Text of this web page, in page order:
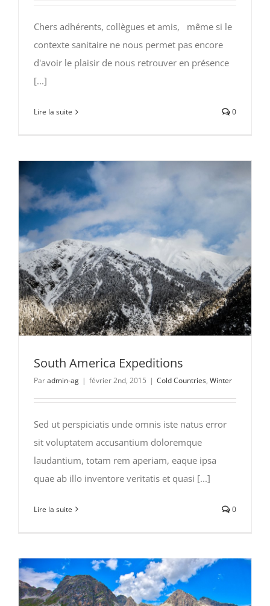
Chers adhérents, collègues et amis, même si le
contexte sanitaire ne nous permet pas encore
d'avoir le plaisir de nous retrouver en présence
[...]
Lire la suite 0
South America Expeditions
Paradmin-ag | février 2nd, 2015 | Cold Countries, Winter
Sed ut perspiciatis unde omnis iste natus error
sit voluptatem accusantium doloremque
laudantium, totam rem aperiam, eaque ipsa
quae ab illo inventore veritatis et quasi [...]
Lire la suite 0